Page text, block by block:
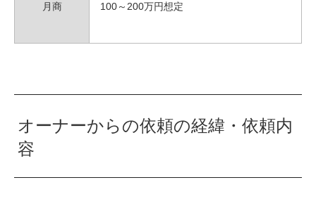
月商 100～200万円想定
オーナーからの依頼の経緯・依頼内
容